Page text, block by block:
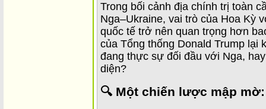
Trong bối cảnh địa chính trị toàn
Nga–Ukraine, vai trò của Hoa Kỳ
quốc tế trở nên quan trọng hơn
của Tổng thống Donald Trump lại
đang thực sự đối đầu với Nga,
diện?
🔍 Một chiến lược mập